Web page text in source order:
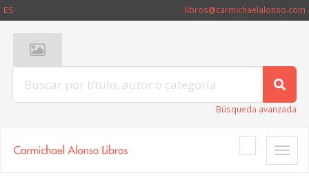
ES libros@carmichaelalonso.com
Búsqueda avanzada
Toggle